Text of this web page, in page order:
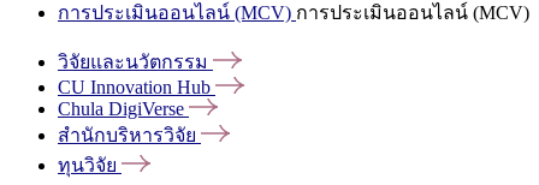
การประเมินออนไลน์ (MCV) การประเมินออนไลน์ (MCV)
วิจัยและนวัตกรรม
CU Innovation Hub
Chula DigiVerse
สำนักบริหารวิจัย
ทุนวิจัย